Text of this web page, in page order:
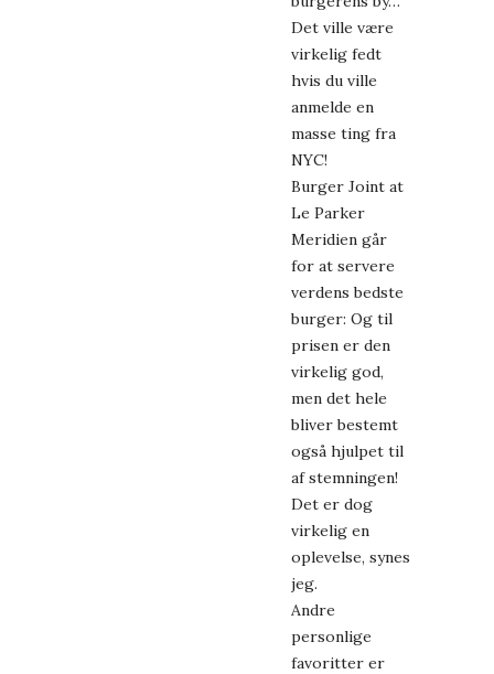
Det ville være
virkelig fedt
hvis du ville
anmelde en
masse ting fra
NYC!
Burger Joint at
Le Parker
Meridien går
for at servere
verdens bedste
burger: Og til
prisen er den
virkelig god,
men det hele
bliver bestemt
også hjulpet til
af stemningen!
Det er dog
virkelig en
oplevelse, synes
jeg.
Andre
personlige
favoritter er